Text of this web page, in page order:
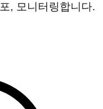
, 모니터링합니다.